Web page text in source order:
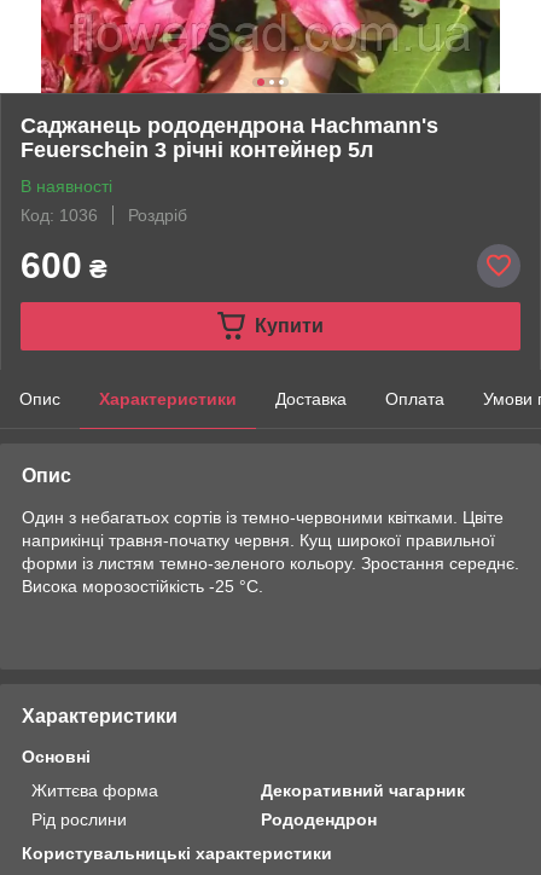
Саджанець рододендрона Hachmann's
Feuerschein 3 річні контейнер 5л
В наявності
Код: 1036
Роздріб
600 ₴
Купити
Опис Характеристики Доставка Оплата Умови
Опис
Один з небагатьох сортів із темно-червоними квітками. Цвіте
наприкінці травня-початку червня. Кущ широкої правильної
форми із листям темно-зеленого кольору. Зростання середнє.
Висока морозостійкість -25 °C.
Характеристики
Основні
Життєва форма
Декоративний чагарник
Рід рослини
Рододендрон
Користувальницькі характеристики